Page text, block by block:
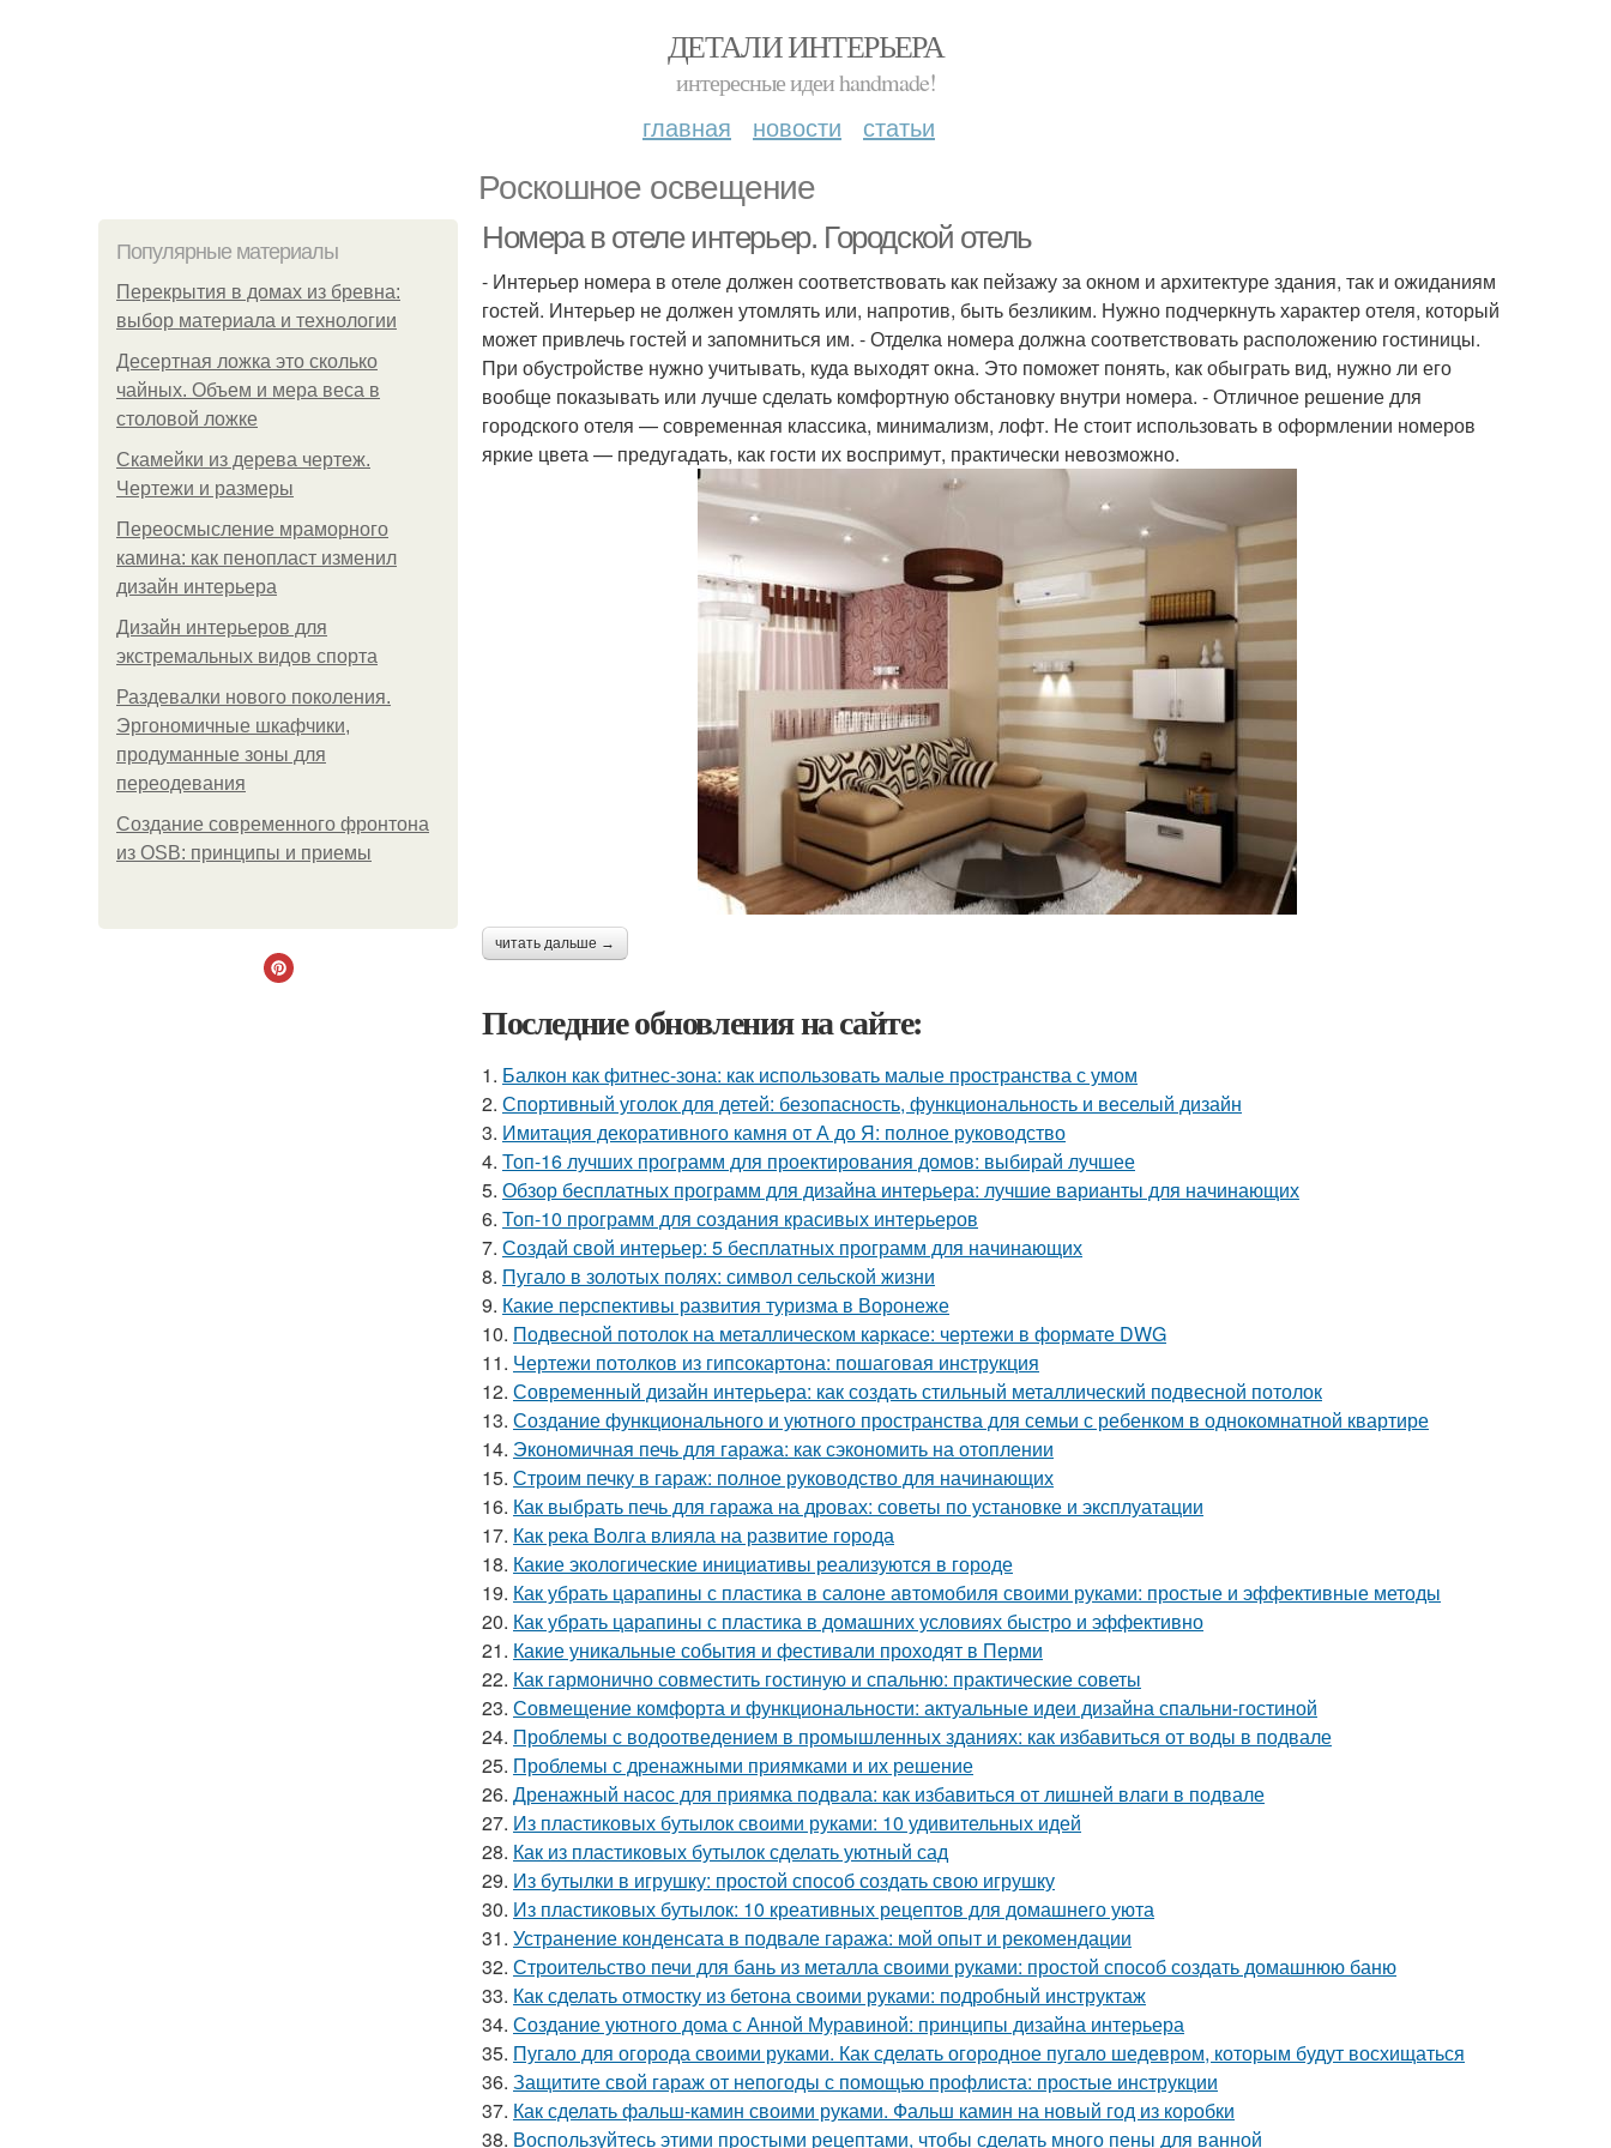
ДЕТАЛИ ИНТЕРЬЕРА
интересные идеи handmade!
главная новости статьи
Роскошное освещение
Популярные материалы
Перекрытия в домах из бревна:
выбор материала и технологии
Десертная ложка это сколько
чайных. Объем и мера веса в
столовой ложке
Скамейки из дерева чертеж.
Чертежи и размеры
Переосмысление мраморного
камина: как пенопласт изменил
дизайн интерьера
Дизайн интерьеров для
экстремальных видов спорта
Раздевалки нового поколения.
Эргономичные шкафчики,
продуманные зоны для
переодевания
Создание современного фронтона
из OSB: принципы и приемы
Номера в отеле интерьер. Городской отель
- Интерьер номера в отеле должен соответствовать как пейзажу за окном и архитектуре здания, так и ожиданиям
гостей. Интерьер не должен утомлять или, напротив, быть безликим. Нужно подчеркнуть характер отеля, который
может привлечь гостей и запомниться им. - Отделка номера должна соответствовать расположению гостиницы.
При обустройстве нужно учитывать, куда выходят окна. Это поможет понять, как обыграть вид, нужно ли его
вообще показывать или лучше сделать комфортную обстановку внутри номера. - Отличное решение для
городского отеля — современная классика, минимализм, лофт. Не стоит использовать в оформлении номеров
яркие цвета — предугадать, как гости их воспримут, практически невозможно.
читать дальше →
Последние обновления на сайте:
1. Балкон как фитнес-зона: как использовать малые пространства с умом
2. Спортивный уголок для детей: безопасность, функциональность и веселый дизайн
3. Имитация декоративного камня от А до Я: полное руководство
4. Топ-16 лучших программ для проектирования домов: выбирай лучшее
5. Обзор бесплатных программ для дизайна интерьера: лучшие варианты для начинающих
6. Топ-10 программ для создания красивых интерьеров
7. Создай свой интерьер: 5 бесплатных программ для начинающих
8. Пугало в золотых полях: символ сельской жизни
9. Какие перспективы развития туризма в Воронеже
10. Подвесной потолок на металлическом каркасе: чертежи в формате DWG
11. Чертежи потолков из гипсокартона: пошаговая инструкция
12. Современный дизайн интерьера: как создать стильный металлический подвесной потолок
13. Создание функционального и уютного пространства для семьи с ребенком в однокомнатной квартире
14. Экономичная печь для гаража: как сэкономить на отоплении
15. Строим печку в гараж: полное руководство для начинающих
16. Как выбрать печь для гаража на дровах: советы по установке и эксплуатации
17. Как река Волга влияла на развитие города
18. Какие экологические инициативы реализуются в городе
19. Как убрать царапины с пластика в салоне автомобиля своими руками: простые и эффективные методы
20. Как убрать царапины с пластика в домашних условиях быстро и эффективно
21. Какие уникальные события и фестивали проходят в Перми
22. Как гармонично совместить гостиную и спальню: практические советы
23. Совмещение комфорта и функциональности: актуальные идеи дизайна спальни-гостиной
24. Проблемы с водоотведением в промышленных зданиях: как избавиться от воды в подвале
25. Проблемы с дренажными приямками и их решение
26. Дренажный насос для приямка подвала: как избавиться от лишней влаги в подвале
27. Из пластиковых бутылок своими руками: 10 удивительных идей
28. Как из пластиковых бутылок сделать уютный сад
29. Из бутылки в игрушку: простой способ создать свою игрушку
30. Из пластиковых бутылок: 10 креативных рецептов для домашнего уюта
31. Устранение конденсата в подвале гаража: мой опыт и рекомендации
32. Строительство печи для бань из металла своими руками: простой способ создать домашнюю баню
33. Как сделать отмостку из бетона своими руками: подробный инструктаж
34. Создание уютного дома с Анной Муравиной: принципы дизайна интерьера
35. Пугало для огорода своими руками. Как сделать огородное пугало шедевром, которым будут восхищаться
36. Защитите свой гараж от непогоды с помощью профлиста: простые инструкции
37. Как сделать фальш-камин своими руками. Фальш камин на новый год из коробки
38. Воспользуйтесь этими простыми рецептами, чтобы сделать много пены для ванной